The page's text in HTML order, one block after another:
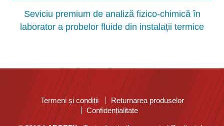
Seviciu premium de analiză fizico-chimică în
laborator a probelor fluide din instalații termice
Termeni și condiții
Returnarea produselor
Confidențialitate